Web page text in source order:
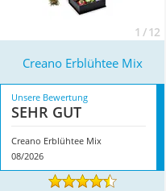
1 / 12
Creano Erblühtee Mix
Unsere Bewertung
SEHR GUT
Creano Erblühtee Mix
08/2026